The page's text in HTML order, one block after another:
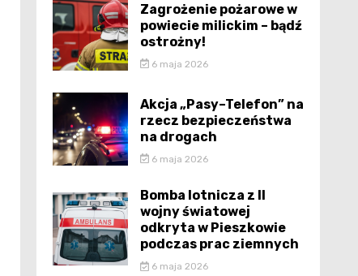
Zagrożenie pożarowe w
powiecie milickim – bądź
ostrożny!
6 maja 2026
Akcja „Pasy–Telefon” na
rzecz bezpieczeństwa
na drogach
6 maja 2026
Bomba lotnicza z II
wojny światowej
odkryta w Pieszkowie
podczas prac ziemnych
6 maja 2026